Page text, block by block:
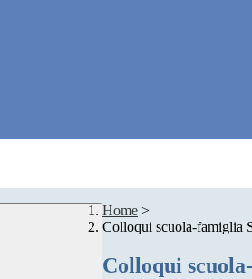
Home >
Colloqui scuola-famiglia
Colloqui